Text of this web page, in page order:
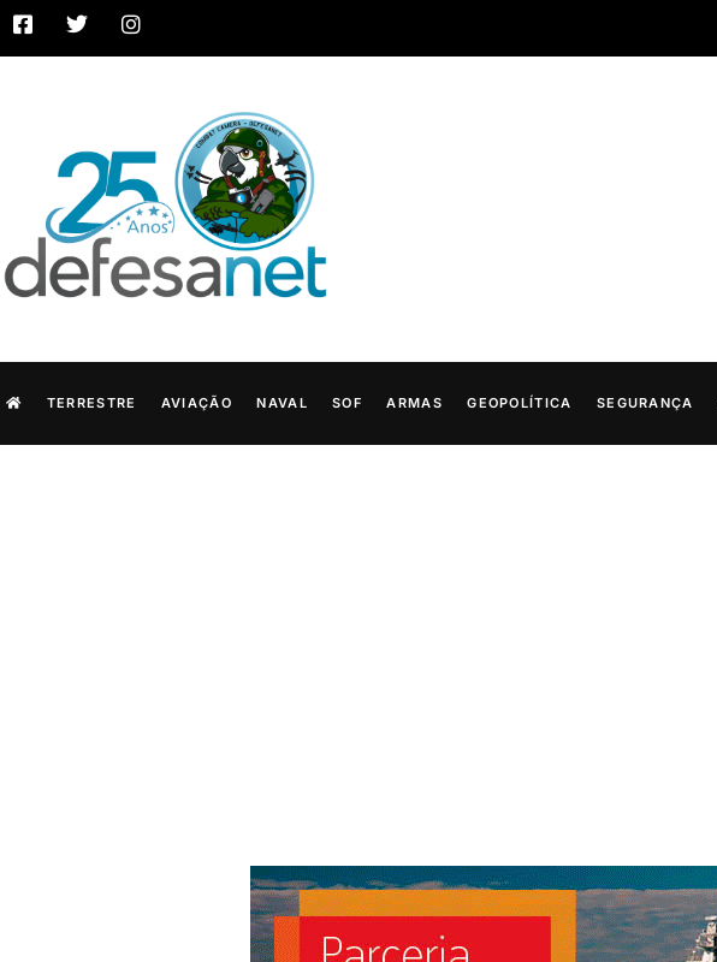
TERRESTRE AVIAÇÃO NAVAL SOF ARMAS GEOPOLÍTICA SEGURANÇA